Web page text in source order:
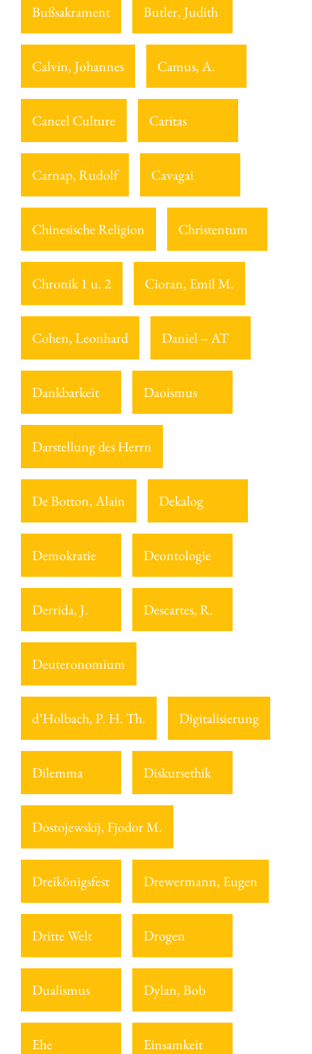
Bußsakrament Butler, Judith
Calvin, Johannes Camus, A.
Cancel Culture Caritas
Carnap, Rudolf Cavagai
Chinesische Religion Christentum
Chronik 1 u. 2 Cioran, Emil M.
Cohen, Leonhard Daniel – AT
Dankbarkeit Daoismus
Darstellung des Herrn
De Botton, Alain Dekalog
Demokratie Deontologie
Derrida, J. Descartes, R.
Deuteronomium
d’Holbach, P. H. Th. Digitalisierung
Dilemma Diskursethik
Dostojewskij, Fjodor M.
Dreikönigsfest Drewermann, Eugen
Dritte Welt Drogen
Dualismus Dylan, Bob
Ehe Einsamkeit